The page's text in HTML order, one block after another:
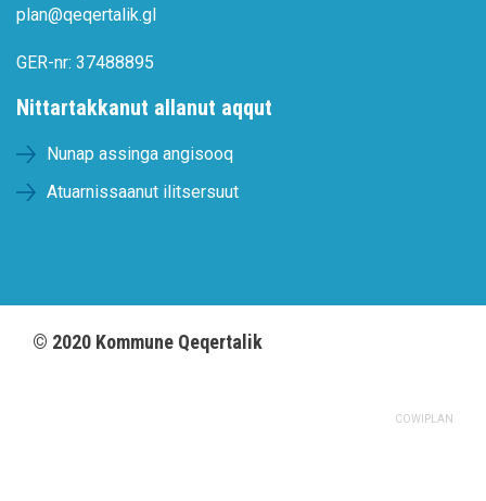
plan@qeqertalik.gl
GER-nr: 37488895
Nittartakkanut allanut aqqut
Nunap assinga angisooq
Atuarnissaanut ilitsersuut
© 2020 Kommune Qeqertalik
COWIPLAN